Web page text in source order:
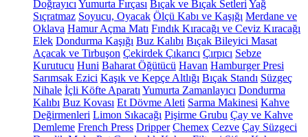
Doğrayıcı Yumurta Fırçası Bıçak ve Bıçak Setleri Yağ
Sıçratmaz Soyucu, Oyacak Ölçü Kabı ve Kaşığı Merdane ve
Oklava Hamur Açma Matı Fındık Kıracağı ve Ceviz Kıracağı
Elek Dondurma Kaşığı Buz Kalıbı Bıçak Bileyici Masat
Açacak ve Tirbuşon Çekirdek Çıkarıcı Çırpıcı Sebze
Kurutucu Huni Baharat Öğütücü Havan Hamburger Presi
Sarımsak Ezici Kaşık ve Kepçe Altlığı Bıçak Standı Süzgeç
Nihale İçli Köfte Aparatı Yumurta Zamanlayıcı Dondurma
Kalıbı Buz Kovası Et Dövme Aleti Sarma Makinesi Kahve
Değirmenleri Limon Sıkacağı Pişirme Grubu Çay ve Kahve
Demleme French Press Dripper Chemex Cezve Çay Süzgeci